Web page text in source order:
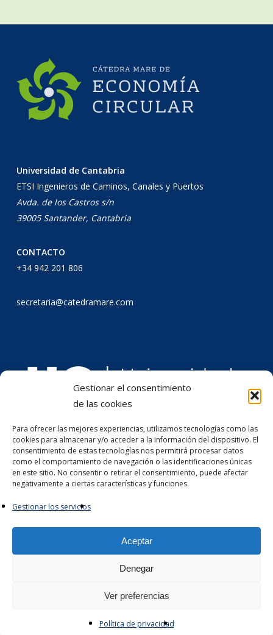
Gestionar el consentimiento
de las cookies
Para ofrecer las mejores experiencias, utilizamos tecnologías como las
cookies para almacenar y/o acceder a la información del dispositivo. El
consentimiento de estas tecnologías nos permitirá procesar datos
como el comportamiento de navegación o las identificaciones únicas
en este sitio. No consentir o retirar el consentimiento, puede afectar
negativamente a ciertas características y funciones.
Gestionar los servicios
Aceptar
Denegar
Ver preferencias
Política de privacidad
Universidad de Cantabria
ETSI Ingenieros de Caminos, Canales y Puertos
Avda. de los Castros s/n
39005 Santander, Cantabria
CONTACTO
+34 942 201 806
secretaria@catedramare.com